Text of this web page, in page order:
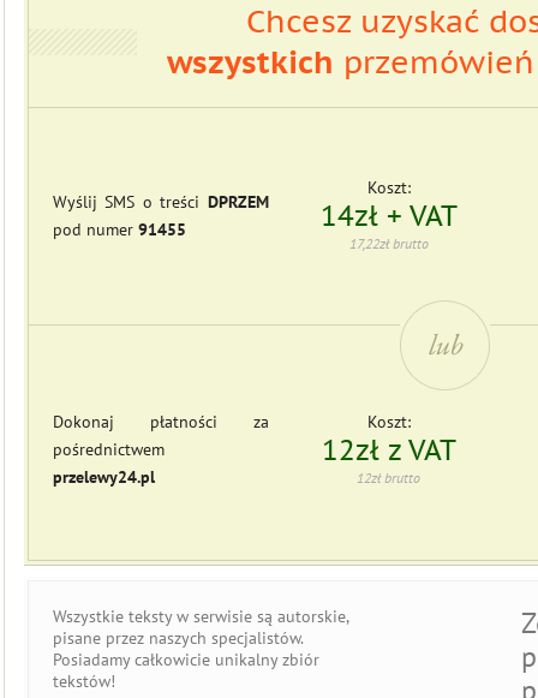
Chcesz uzyskać
wszystkich
Wyślij SMS o treści DPRZEM
pod numer 91455
Koszt:
14zł + VAT
17,22zł brutto
Dokonaj płatności za
pośrednictwem
przelewy24.pl
Koszt:
12zł z VAT
12zł brutto
Wszystkie teksty w serwisie są autorskie,
pisane przez naszych specjalistów.
Posiadamy całkowicie unikalny zbiór
tekstów!